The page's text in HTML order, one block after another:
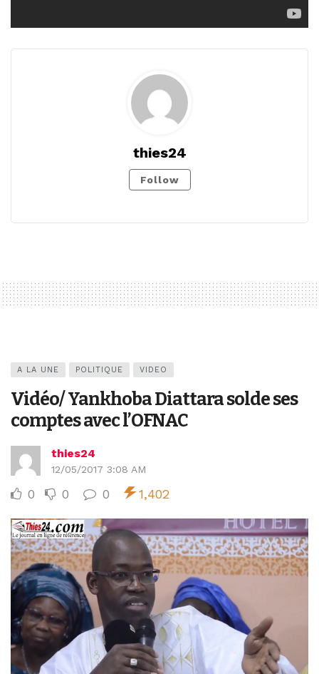
thies24
Follow
A LA UNE POLITIQUE VIDEO
Vidéo/ Yankhoba Diattara solde ses
comptes avec l’OFNAC
thies24
12/05/2017 3:08 AM
0 0 0 1,402